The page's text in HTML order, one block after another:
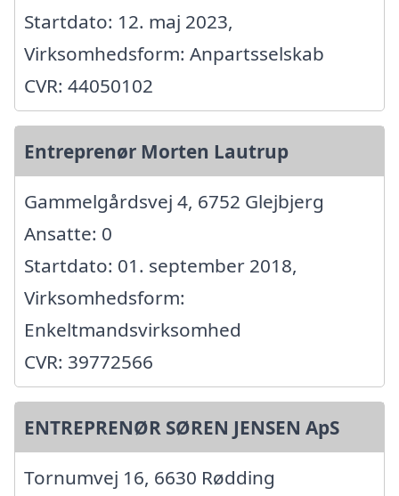
Startdato: 12. maj 2023,
Virksomhedsform: Anpartsselskab
CVR: 44050102
Entreprenør Morten Lautrup
Gammelgårdsvej 4, 6752 Glejbjerg
Ansatte: 0
Startdato: 01. september 2018,
Virksomhedsform:
Enkeltmandsvirksomhed
CVR: 39772566
ENTREPRENØR SØREN JENSEN ApS
Tornumvej 16, 6630 Rødding